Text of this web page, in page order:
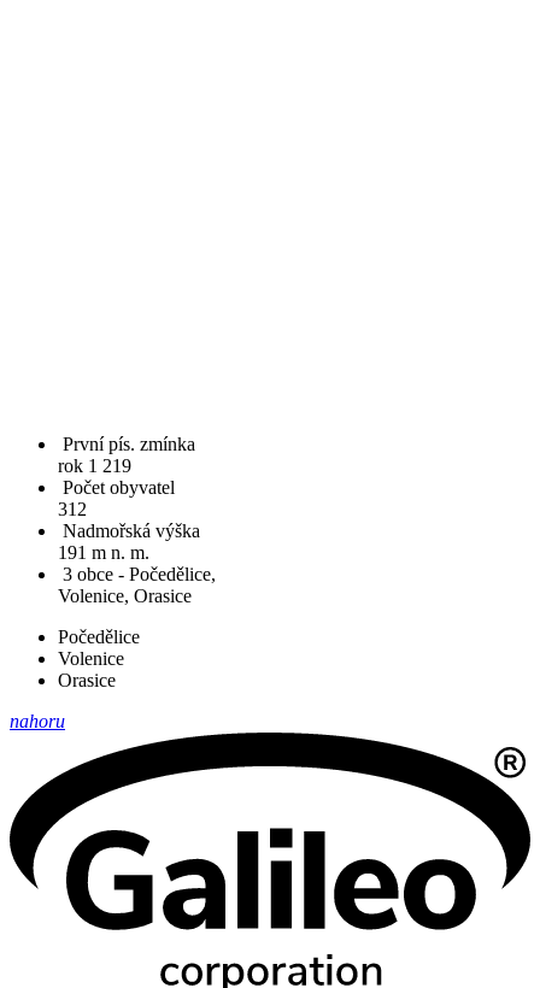
První pís. zmínka
rok 1 219
Počet obyvatel
312
Nadmořská výška
191 m n. m.
3 obce - Počedělice,
Volenice, Orasice
Počedělice
Volenice
Orasice
nahoru